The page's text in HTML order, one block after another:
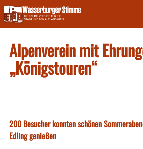
Skip
to
content
Alpenverein mit
„Königstouren“
200 Besucher konnten schönen
Edling genießen